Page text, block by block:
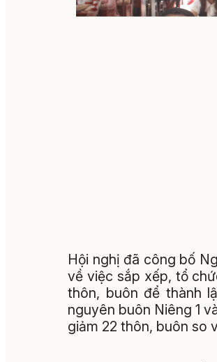
Hội nghị đã công bố
về việc sắp xếp, tổ
thôn, buôn để thành
nguyên buôn Niêng 1
giảm 22 thôn, buôn so